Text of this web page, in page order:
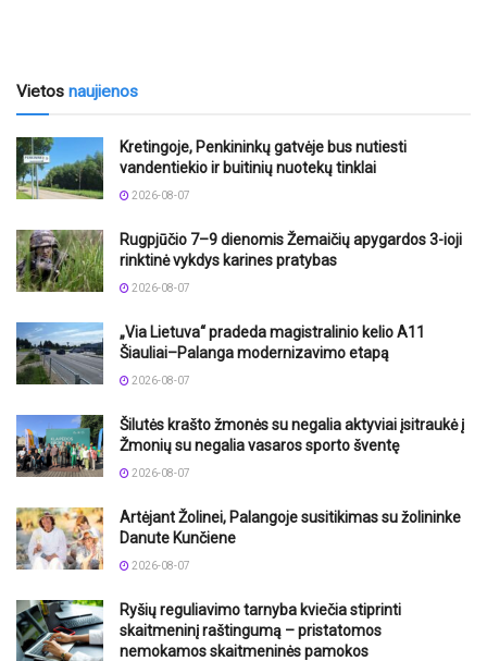
Vietos naujienos
Kretingoje, Penkininkų gatvėje bus nutiesti
vandentiekio ir buitinių nuotekų tinklai
2026-08-07
Rugpjūčio 7–9 dienomis Žemaičių apygardos 3-ioji
rinktinė vykdys karines pratybas
2026-08-07
„Via Lietuva“ pradeda magistralinio kelio A11
Šiauliai–Palanga modernizavimo etapą
2026-08-07
Šilutės krašto žmonės su negalia aktyviai įsitraukė į
Žmonių su negalia vasaros sporto šventę
2026-08-07
Artėjant Žolinei, Palangoje susitikimas su žolininke
Danute Kunčiene
2026-08-07
Ryšių reguliavimo tarnyba kviečia stiprinti
skaitmeninį raštingumą – pristatomos
nemokamos skaitmeninės pamokos